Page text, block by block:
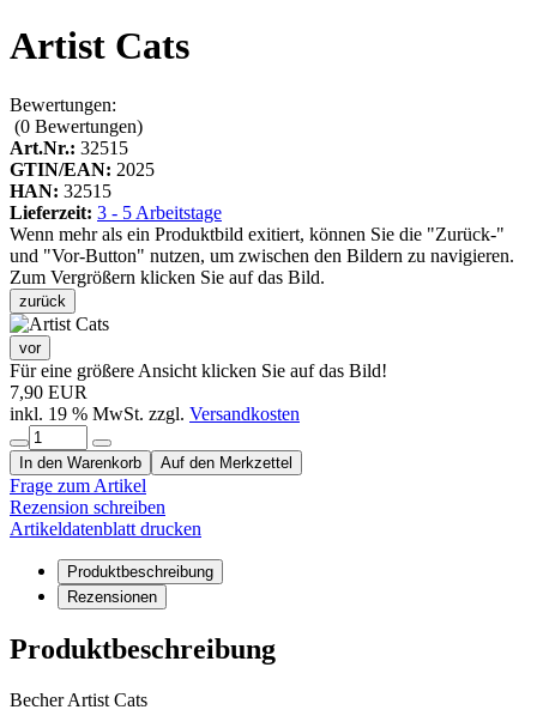
Artist Cats
Bewertungen:
(0 Bewertungen)
Art.Nr.: 32515
GTIN/EAN: 2025
HAN: 32515
Lieferzeit: 3 - 5 Arbeitstage
Wenn mehr als ein Produktbild exitiert, können Sie die "Zurück-"
und "Vor-Button" nutzen, um zwischen den Bildern zu navigieren.
Zum Vergrößern klicken Sie auf das Bild.
zurück
vor
Für eine größere Ansicht klicken Sie auf das Bild!
7,90 EUR
inkl. 19 % MwSt. zzgl. Versandkosten
In den Warenkorb Auf den Merkzettel
Frage zum Artikel
Rezension schreiben
Artikeldatenblatt drucken
Produktbeschreibung
Rezensionen
Produktbeschreibung
Becher Artist Cats